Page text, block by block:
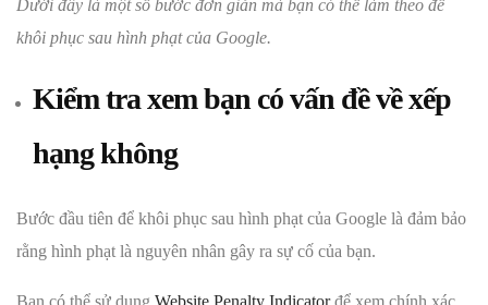
Dưới đây là một số bước đơn giản mà bạn có thể làm theo để
khôi phục sau hình phạt của Google.
Kiểm tra xem bạn có vấn đề về xếp
hạng không
Bước đầu tiên để khôi phục sau hình phạt của Google là đảm bảo
rằng hình phạt là nguyên nhân gây ra sự cố của bạn.
Bạn có thể sử dụng Website Penalty Indicatorđể xem chính xác